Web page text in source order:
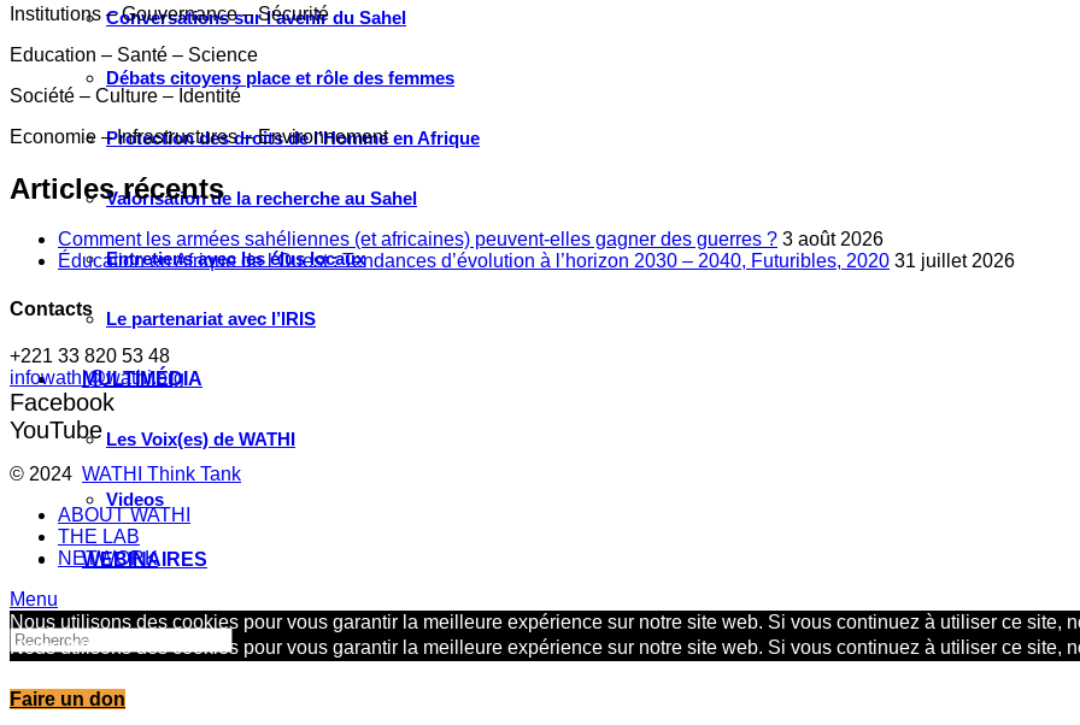
Conversations sur l’avenir du Sahel
Débats citoyens place et rôle des femmes
Protection des droits de l’Homme en Afrique
Valorisation de la recherche au Sahel
Entretiens avec les élus locaux
Le partenariat avec l’IRIS
MULTIMÉDIA
Les Voix(es) de WATHI
Videos
WEBINAIRES
Faire un don
Institutions – Gouvernance – Sécurité
Education – Santé – Science
Société – Culture – Identité
Economie – Infrastructures – Environnement
Articles récents
Comment les armées sahéliennes (et africaines) peuvent-elles gagner des guerres ? 3 août 2026
Éducation en Afrique de l’Ouest : Tendances d’évolution à l’horizon 2030 – 2040, Futuribles, 2020 31 juillet 2026
Contacts
+221 33 820 53 48
infowathi@wathi.org
Facebook
YouTube
© 2024 WATHI Think Tank
ABOUT WATHI
THE LAB
NETWORK
Menu
Nous utilisons des cookies pour vous garantir la meilleure expérience sur notre site web. Si vous continuez à utiliser ce site,
Nous utilisons des cookies pour vous garantir la meilleure expérience sur notre site web. Si vous continuez à utiliser ce site,